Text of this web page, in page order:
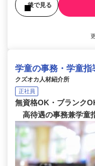
後で見る
学童の事務・学童指
クズオカ人材紹介所
正社員
無資格OK・ブランク
高待遇の事務兼学童